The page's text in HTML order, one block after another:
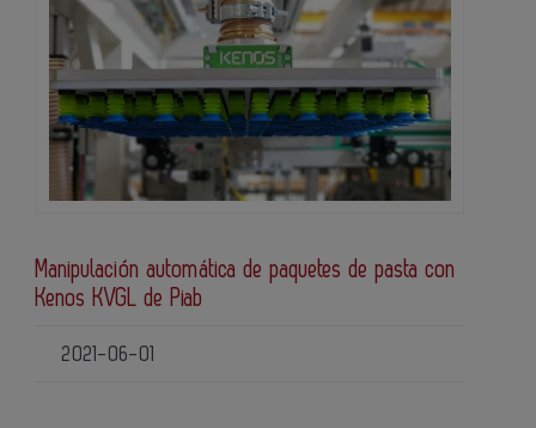
Manipulación automática de paquetes de pasta con
Kenos KVGL de Piab
2021-06-01